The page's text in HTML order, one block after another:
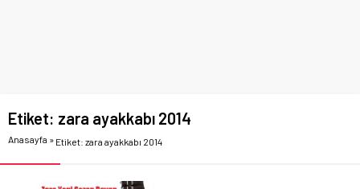
Etiket: zara ayakkabı 2014
Anasayfa » Etiket: zara ayakkabı 2014